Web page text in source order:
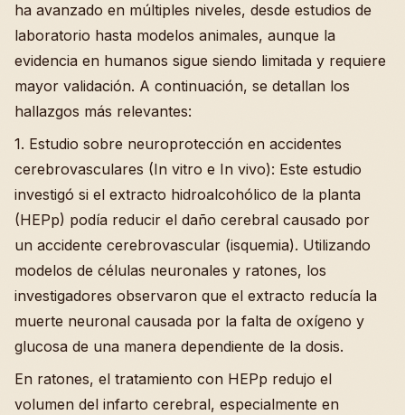
ha avanzado en múltiples niveles, desde estudios de
laboratorio hasta modelos animales, aunque la
evidencia en humanos sigue siendo limitada y requiere
mayor validación. A continuación, se detallan los
hallazgos más relevantes:
1. Estudio sobre neuroprotección en accidentes
cerebrovasculares (In vitro e In vivo): Este estudio
investigó si el extracto hidroalcohólico de la planta
(HEPp) podía reducir el daño cerebral causado por
un accidente cerebrovascular (isquemia). Utilizando
modelos de células neuronales y ratones, los
investigadores observaron que el extracto reducía la
muerte neuronal causada por la falta de oxígeno y
glucosa de una manera dependiente de la dosis.
En ratones, el tratamiento con HEPp redujo el
volumen del infarto cerebral, especialmente en